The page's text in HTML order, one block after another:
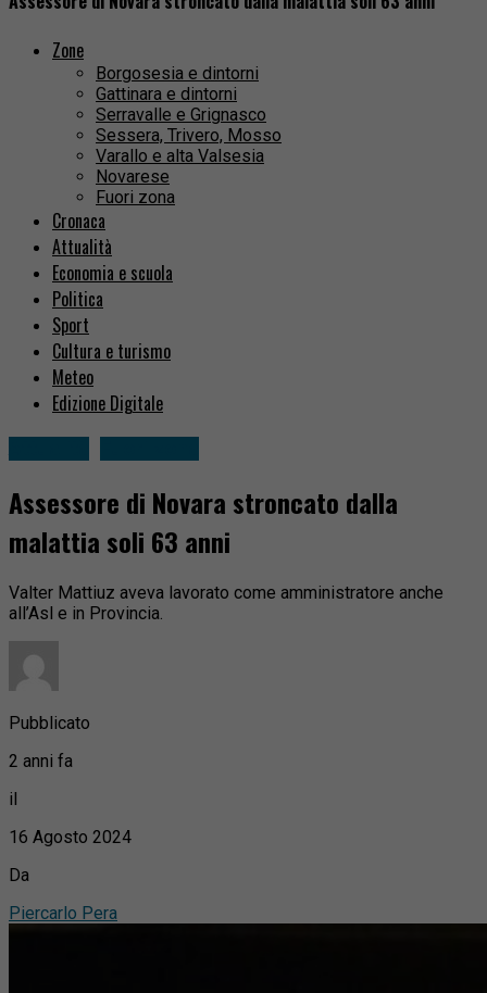
Zone
Borgosesia e dintorni
Gattinara e dintorni
Serravalle e Grignasco
Sessera, Trivero, Mosso
Varallo e alta Valsesia
Novarese
Fuori zona
Cronaca
Attualità
Economia e scuola
Politica
Sport
Cultura e turismo
Meteo
Edizione Digitale
Assessore di Novara stroncato dalla
malattia soli 63 anni
Valter Mattiuz aveva lavorato come amministratore anche
all’Asl e in Provincia.
Pubblicato
2 anni fa
il
16 Agosto 2024
Da
Piercarlo Pera